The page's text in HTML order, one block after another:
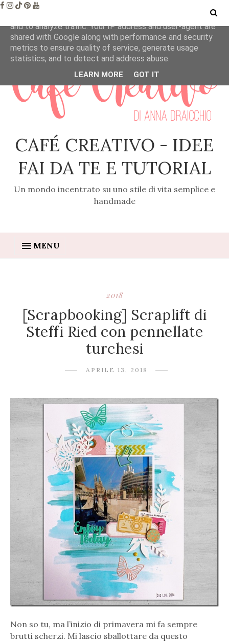
CAFÉ CREATIVO - IDEE
FAI DA TE E TUTORIAL
Un mondo incentrato su uno stile di vita semplice e
handmade
MENU
2018
[Scrapbooking] Scraplift di
Steffi Ried con pennellate
turchesi
APRILE 13, 2018
Non so tu, ma l’inizio di primavera mi fa sempre
brutti scherzi. Mi lascio sballottare da questo
This site uses cookies from Google to deliver its services
and to analyze traffic. Your IP address and user-agent are
shared with Google along with performance and security
metrics to ensure quality of service, generate usage
statistics, and to detect and address abuse.
LEARN MORE GOT IT